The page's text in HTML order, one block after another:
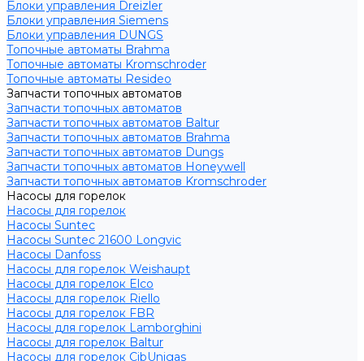
Блоки управления Dreizler
Блоки управления Siemens
Блоки управления DUNGS
Топочные автоматы Brahma
Топочные автоматы Kromschroder
Топочные автоматы Resideo
Запчасти топочных автоматов
Запчасти топочных автоматов
Запчасти топочных автоматов Baltur
Запчасти топочных автоматов Brahma
Запчасти топочных автоматов Dungs
Запчасти топочных автоматов Honeywell
Запчасти топочных автоматов Kromschroder
Насосы для горелок
Насосы для горелок
Насосы Suntec
Насосы Suntec 21600 Longvic
Насосы Danfoss
Насосы для горелок Weishaupt
Насосы для горелок Elco
Насосы для горелок Riello
Насосы для горелок FBR
Насосы для горелок Lamborghini
Насосы для горелок Baltur
Насосы для горелок CibUnigas